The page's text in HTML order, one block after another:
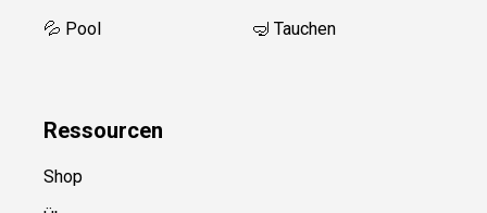
💦 Pool
🤿 Tauchen
Ressourcen
Shop